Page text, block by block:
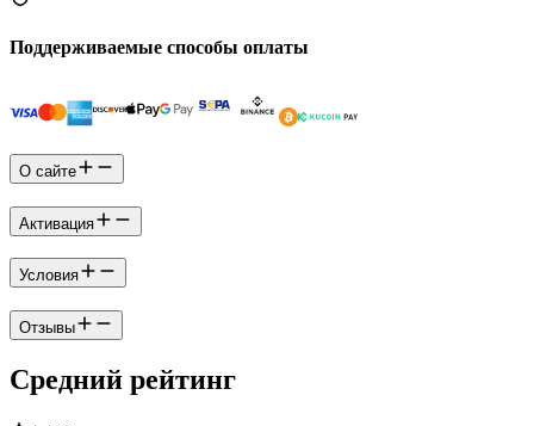
Поддерживаемые способы оплаты
О сайте
Активация
Условия
Отзывы
Средний рейтинг